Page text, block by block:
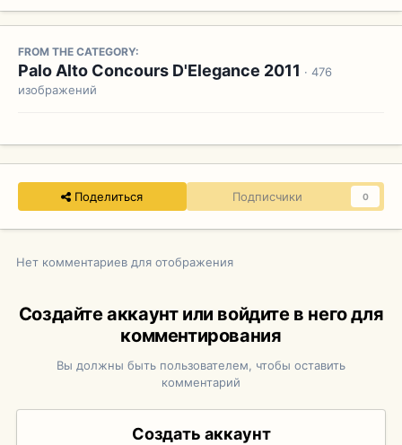
FROM THE CATEGORY:
Palo Alto Concours D'Elegance 2011 · 476
изображений
Поделиться Подписчики 0
Нет комментариев для отображения
Создайте аккаунт или войдите в него для
комментирования
Вы должны быть пользователем, чтобы оставить
комментарий
Создать аккаунт